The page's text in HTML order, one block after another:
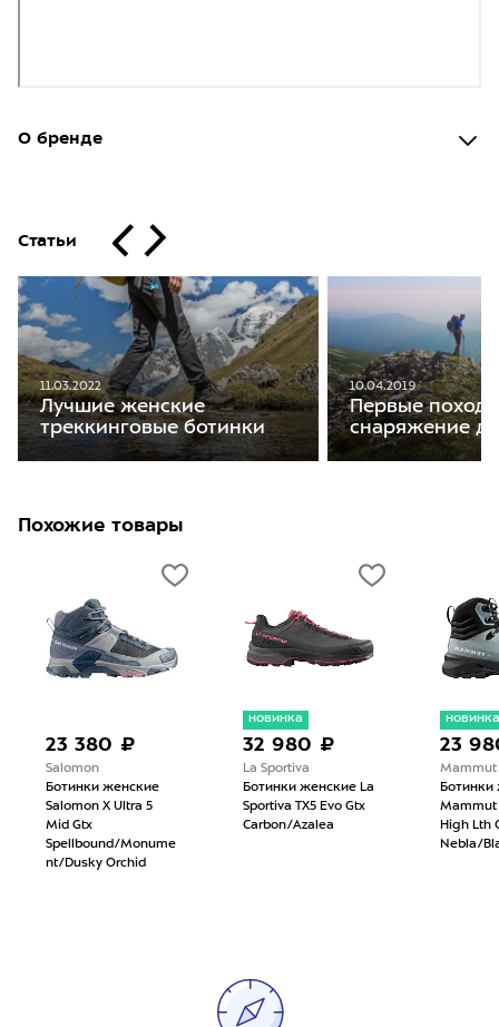
О бренде
Статьи
11.03.2022
Лучшие женские
треккинговые ботинки
10.04.2019
Первые
снаряжение
Похожие товары
23 380 ₽
Salomon
Ботинки женские
Salomon X Ultra 5
Mid Gtx
Spellbound/Monume
nt/Dusky Orchid
новинка
32 980 ₽
La Sportiva
Ботинки женские La
Sportiva TX5 Evo Gtx
Carbon/Azalea
новинка
23
Mammut
Ботинки
Mammut
High Lth
Nebla/